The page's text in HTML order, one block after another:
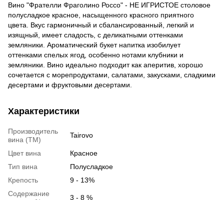
Вино "Фрателли Фраголино Россо" - НЕ ИГРИСТОЕ столовое
полусладкое красное, насыщенного красного приятного
цвета. Вкус гармоничный и сбалансированный, легкий и
изящный, имеет сладость, с деликатными оттенками
земляники. Ароматический букет напитка изобилует
оттенками спелых ягод, особенно нотами клубники и
земляники. Вино идеально подходит как аперитив, хорошо
сочетается с морепродуктами, салатами, закусками, сладкими
десертами и фруктовыми десертами.
Характеристики
Производитель
вина (ТМ)
Tairovo
Цвет вина
Красное
Тип вина
Полусладкое
Крепость
9 - 13%
Содержание
3 - 8 %